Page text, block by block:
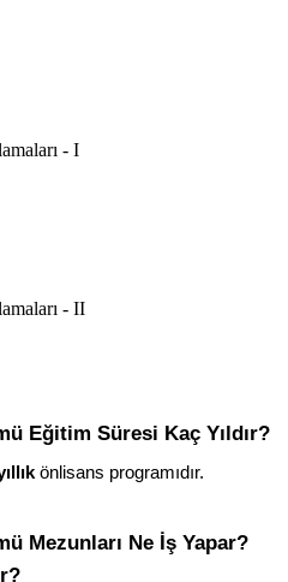
- I
- II
Eğitim Süresi Kaç Yıldır?
önlisans programıdır.
Mezunları Ne İş Yapar?